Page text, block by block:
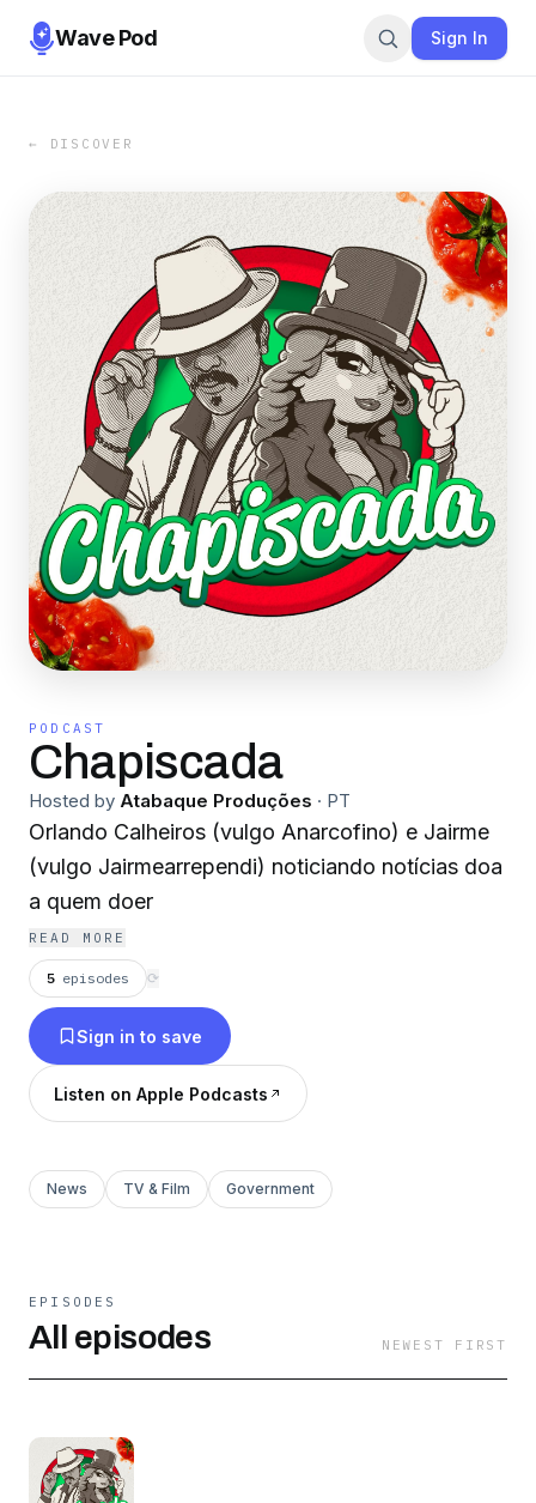
Wave Pod Sign In
← DISCOVER
PODCAST
Chapiscada
Hosted by Atabaque Produções · PT
Orlando Calheiros (vulgo Anarcofino) e Jairme
(vulgo Jairmearrependi) noticiando notícias doa
a quem doer
READ MORE
5 episodes ⟳
Sign in to save
Listen on Apple Podcasts
News TV & Film Government
EPISODES
All episodes NEWEST FIRST